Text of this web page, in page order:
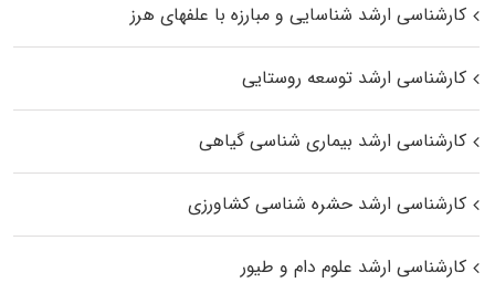
کارشناسی ارشد شناسایی و مبارزه با علفهای هرز
کارشناسی ارشد توسعه روستایی
کارشناسی ارشد بیماری‌ شناسی گیاهی
کارشناسی ارشد حشره‌ شناسی کشاورزی
کارشناسی ارشد علوم دام و طیور